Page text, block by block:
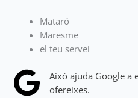
Mataró
Maresme
el teu servei
Això ajuda Google a
ofereixes.